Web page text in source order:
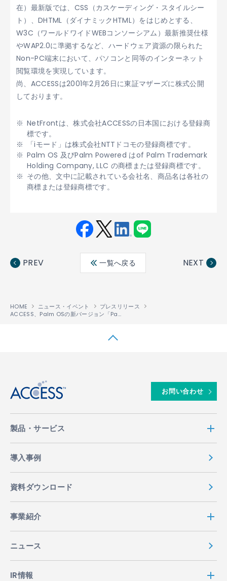
在）最新版では、CSS（カスケーディング・スタイルシー
ト）、DHTML（ダイナミックHTML）をはじめとする、
W3C（ワールドワイドWEBコンソーシアム）最新推奨仕様
やWAP2.0に準拠するなど、ハードウェア資源の限られた
Non-PC端末において、パソコンと同等のインターネット
閲覧環境を実現しています。
尚、ACCESSは2001年2月26日に東証マザーズに株式公開
しております。
NetFrontは、株式会社ACCESSの日本国における登録商
標です。
「iモード」は株式会社NTTドコモの登録商標です。
Palm OS 及びPalm Powered はof Palm Trademark
Holding Company, LLC の商標または登録商標です。
その他、文中に記載されている会社名、商品名は各社の
商標または登録商標です。
ebo ter
edin
PREV 一覧へ戻る NEXT
HOME ニュース・イベント
プレスリリース
ACCESS、Palm OSの新バージョン「Palm OS Cobalt」用ブラウザに最新のブラウザエンジンを提供
お問い合わせ
製品・サービス
導入事例
資料ダウンロード
事業紹介
ニュース
IR情報